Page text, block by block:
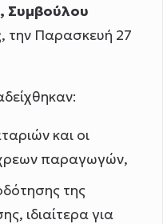
Συμβούλου
, την Παρασκευή 27
και οι
παραγωγών,
της
ιδιαίτερα για